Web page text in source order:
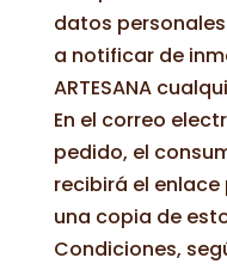
datos
a notificar de
ARTESANA
En el correo
pedido, el
recibirá el
una copia de
Condiciones,